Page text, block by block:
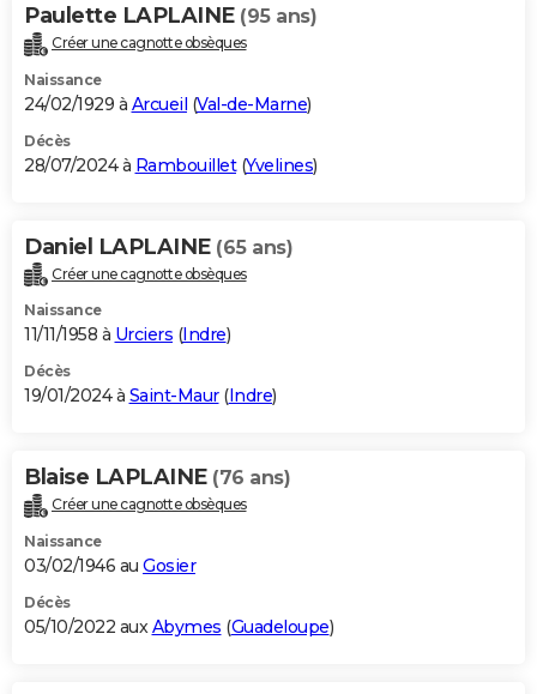
Paulette LAPLAINE (95 ans)
Créer une cagnotte obsèques
Naissance
24/02/1929 à Arcueil (Val-de-Marne)
Décès
28/07/2024 à Rambouillet(Yvelines)
Daniel LAPLAINE (65 ans)
Créer une cagnotte obsèques
Naissance
11/11/1958 à Urciers (Indre)
Décès
19/01/2024 à Saint-Maur(Indre)
Blaise LAPLAINE (76 ans)
Créer une cagnotte obsèques
Naissance
03/02/1946 au Gosier
Décès
05/10/2022 auxAbymes (Guadeloupe)